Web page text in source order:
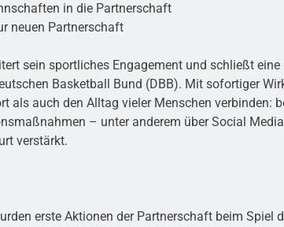
in die Partnerschaft
neuen Partnerschaft
sein sportliches Engagement und schließt
Basketball Bund (DBB). Mit sofortiger
als auch den Alltag vieler Menschen verbinden:
– unter anderem über Social
verstärkt.
erste Aktionen der Partnerschaft beim